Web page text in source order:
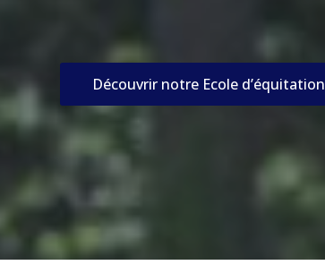
Découvrir notre Ecole d’équitation